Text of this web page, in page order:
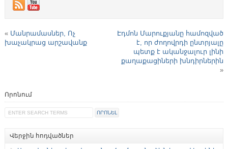
« Մանրամասներ, Ոչ
խաչակրաց արշավանք
Էդմոն Մարուքյանը համոզված
է, որ ժողովրդի ընտրյալը
պետք է ականջալուր լինի
քաղաքացիների խնդիրներին
»
Որոնում
Վերջին հոդվածներ